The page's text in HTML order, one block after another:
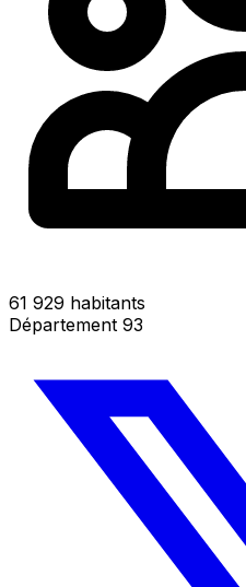
61 929 habitants
Département 93